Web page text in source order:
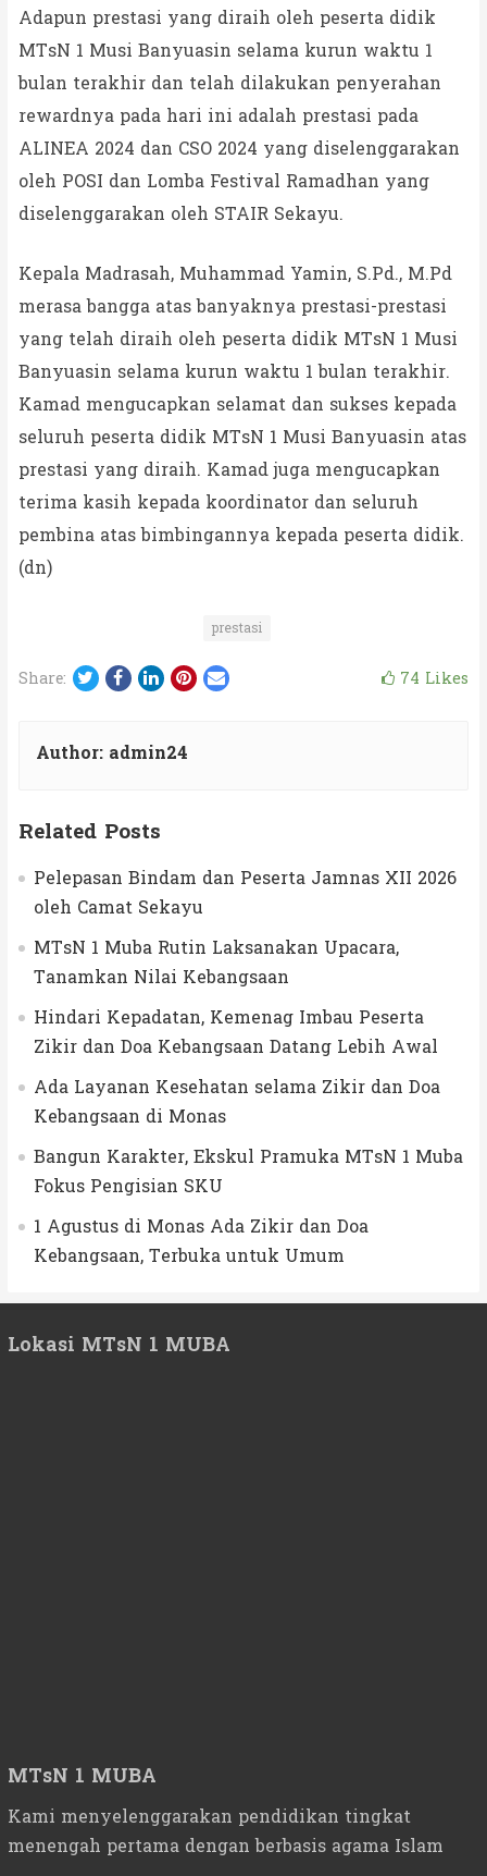
Adapun prestasi yang diraih oleh peserta didik
MTsN 1 Musi Banyuasin selama kurun waktu 1
bulan terakhir dan telah dilakukan penyerahan
rewardnya pada hari ini adalah prestasi pada
ALINEA 2024 dan CSO 2024 yang diselenggarakan
oleh POSI dan Lomba Festival Ramadhan yang
diselenggarakan oleh STAIR Sekayu.
Kepala Madrasah, Muhammad Yamin, S.Pd., M.Pd
merasa bangga atas banyaknya prestasi-prestasi
yang telah diraih oleh peserta didik MTsN 1 Musi
Banyuasin selama kurun waktu 1 bulan terakhir.
Kamad mengucapkan selamat dan sukses kepada
seluruh peserta didik MTsN 1 Musi Banyuasin atas
prestasi yang diraih. Kamad juga mengucapkan
terima kasih kepada koordinator dan seluruh
pembina atas bimbingannya kepada peserta didik.
(dn)
prestasi
Share: Twitter
Facebook
LinkedIn
Pinterest
Email 74 Likes
Author: admin24
Related Posts
Pelepasan Bindam dan Peserta Jamnas XII 2026
oleh Camat Sekayu
MTsN 1 Muba Rutin Laksanakan Upacara,
Tanamkan Nilai Kebangsaan
Hindari Kepadatan, Kemenag Imbau Peserta
Zikir dan Doa Kebangsaan Datang Lebih Awal
Ada Layanan Kesehatan selama Zikir dan Doa
Kebangsaan di Monas
Bangun Karakter, Ekskul Pramuka MTsN 1 Muba
Fokus Pengisian SKU
1 Agustus di Monas Ada Zikir dan Doa
Kebangsaan, Terbuka untuk Umum
Lokasi MTsN 1 MUBA
MTsN 1 MUBA
Kami menyelenggarakan pendidikan tingkat
menengah pertama dengan berbasis agama Islam